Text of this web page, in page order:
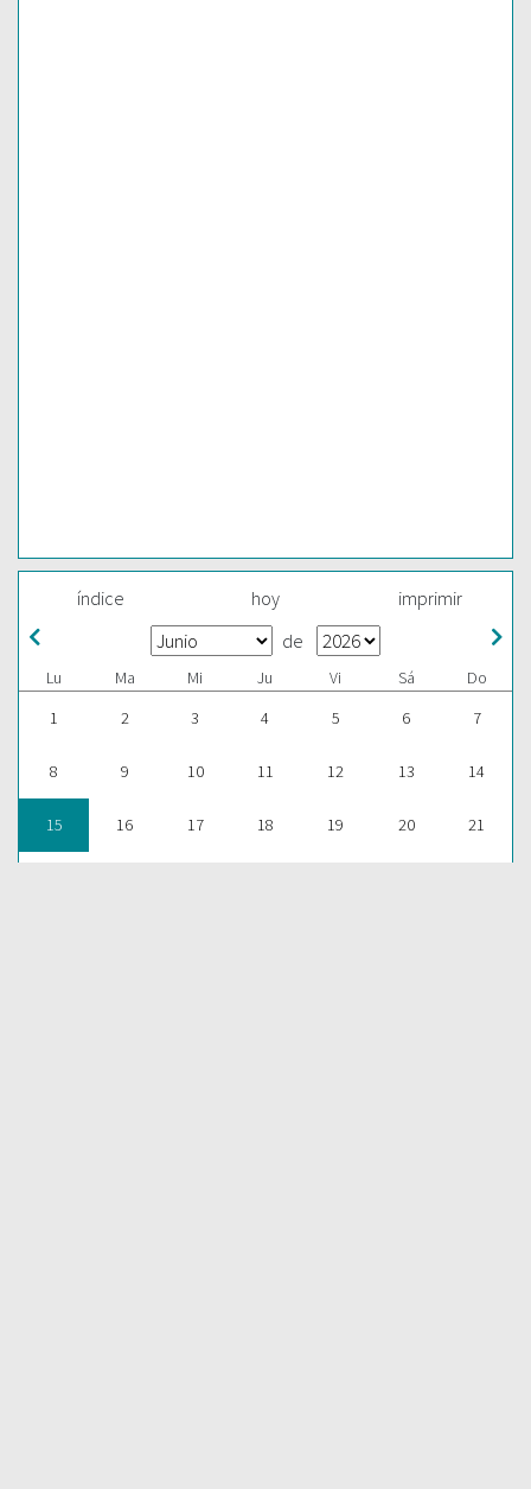
índice hoy imprimir
de
Lu Ma Mi Ju Vi Sá
Do
1
2 3 4 5 6 7
8 9 10 11 12 13 14
15 16 17 18 19 20 21